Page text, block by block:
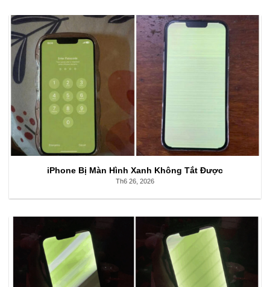
iPhone Bị Màn Hình Xanh Không Tắt Được
Th6 26, 2026